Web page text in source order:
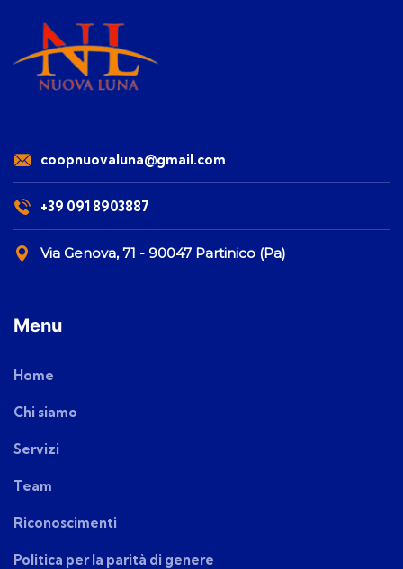
coopnuovaluna@gmail.com
+39 091 8903887
Via Genova, 71 - 90047 Partinico (Pa)
Menu
Home
Chi siamo
Servizi
Team
Riconoscimenti
Politica per la parità di genere